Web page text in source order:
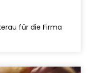
für die Firma